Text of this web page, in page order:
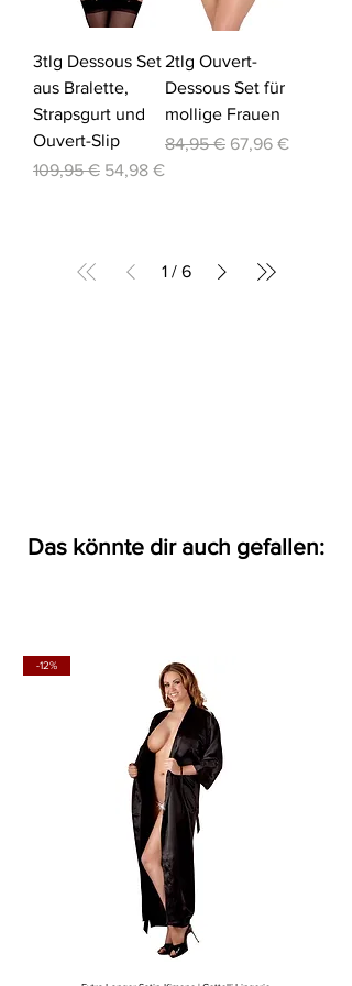
3tlg Dessous Set
aus Bralette,
Strapsgurt und
Ouvert-Slip
Standardpreis
109,95 € Sale-Preis
54,98 €
2tlg Ouvert-
Dessous Set für
mollige Frauen
Standardpreis
84,95 € Sale-Preis
67,96 €
1 / 6
Das könnte dir auch gefallen:
-12%